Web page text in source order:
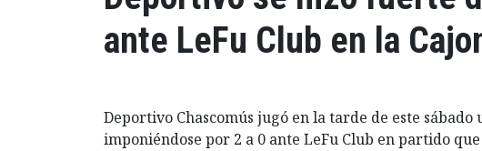
ante LeFu Club en la
Deportivo Chascomús jugó en la tarde de este
imponiéndose por 2 a 0 ante LeFu Club en partido